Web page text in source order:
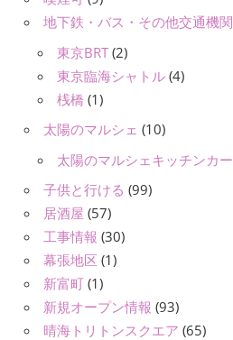
地下鉄・バス・その他交通機関
東京BRT (2)
東京臨海シャトル (4)
桟橋 (1)
太陽のマルシェ (10)
太陽のマルシェキッチンカー
子供と行ける (99)
居酒屋 (57)
工事情報 (30)
幕張地区 (1)
新富町 (1)
新規オープン情報 (93)
晴海トリトンスクエア (65)